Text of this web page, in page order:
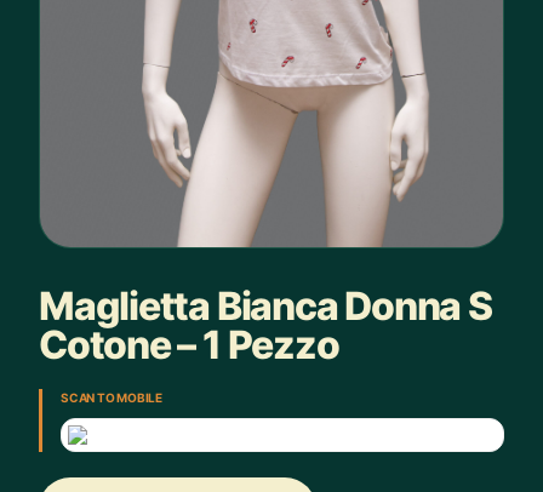
Maglietta Bianca Donna S
Cotone – 1 Pezzo
SCAN TO MOBILE